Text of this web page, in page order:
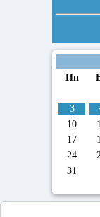
Пн
3
10
17
24
31